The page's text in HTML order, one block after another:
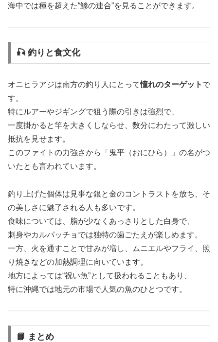
海中では種を超えた“鯵の連合”を見ることができます。
🎣 釣りと食文化
オニヒラアジは南方の釣り人にとって憧れのターゲット で
す。
特にルアーやジギングで狙う際の引きは強烈で、
一度掛かると竿を大きくしならせ、数分にわたって激しい
抵抗を見せます。
このファイトの力強さから「鬼平（おにひら）」の名がつ
いたとも言われています。
釣り上げた個体は見事な銀と金のコントラストを放ち、そ
の美しさに魅了される人も多いです。
食味については、脂が少なくあっさりとした白身で、
刺身やカルパッチョでは独特の歯ごたえが楽しめます。
一方、火を通すことで甘みが増し、ムニエルやフライ、照
り焼きなどの加熱調理に向いています。
地方によっては“祝い魚”として扱われることもあり、
特に沖縄では地元の市場で人気の魚のひとつです。
📘 まとめ